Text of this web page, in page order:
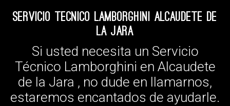
Servicio Tecnico Lamborghini Alcaudete de
la Jara
Si usted necesita un Servicio
Técnico Lamborghini en Alcaudete
de la Jara , no dude en llamarnos,
estaremos encantados de ayudarle.